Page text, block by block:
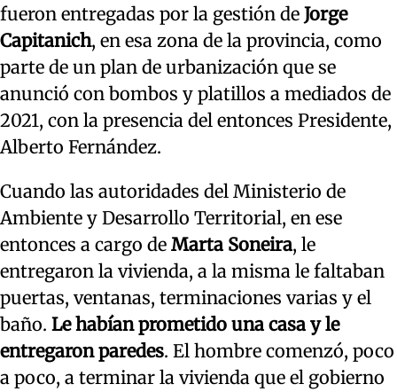
fueron entregadas por la gestión de Jorge
Capitanich, en esa zona de la provincia, como
parte de un plan de urbanización que se
anunció con bombos y platillos a mediados de
2021, con la presencia del entonces Presidente,
Alberto Fernández.
Cuando las autoridades del Ministerio de
Ambiente y Desarrollo Territorial, en ese
entonces a cargo de Marta Soneira, le
entregaron la vivienda, a la misma le faltaban
puertas, ventanas, terminaciones varias y el
baño. Le habían prometido una casa y le
entregaron paredes. El hombre comenzó, poco
a poco, a terminar la vivienda que el gobierno